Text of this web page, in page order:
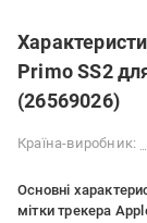
Primo SS2
(26569026)
Країна-виробник:
Основні
мітки трекера